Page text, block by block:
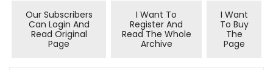
Dergi Eki
Ekonomi Eki
1994
16Our Subscribers
Can Login And
Read Original
Page
I Want To
Register And
Read The Whole
Archive
I Want
To Buy
The
Page